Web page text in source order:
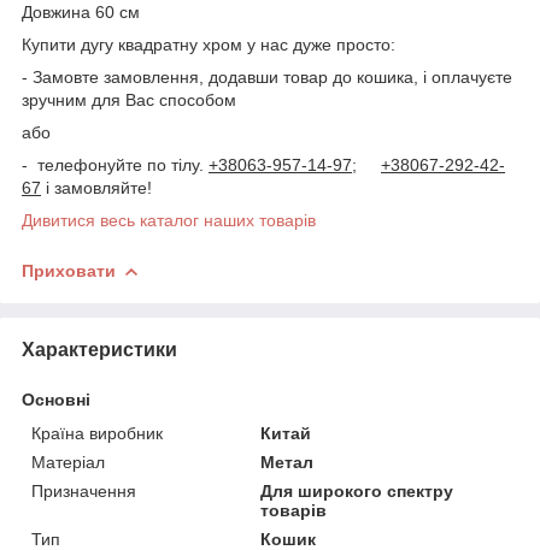
Довжина 60 см
Купити дугу квадратну хром у нас дуже просто:
- Замовте замовлення, додавши товар до кошика, і оплачуєте
зручним для Вас способом
або
- телефонуйте по тілу. +38063-957-14-97;
+38067-292-42-
67 і замовляйте!
Дивитися весь каталог наших товарів
Приховати
Характеристики
Основні
Країна виробник
Китай
Матеріал
Метал
Призначення
Для широкого спектру
товарів
Тип
Кошик